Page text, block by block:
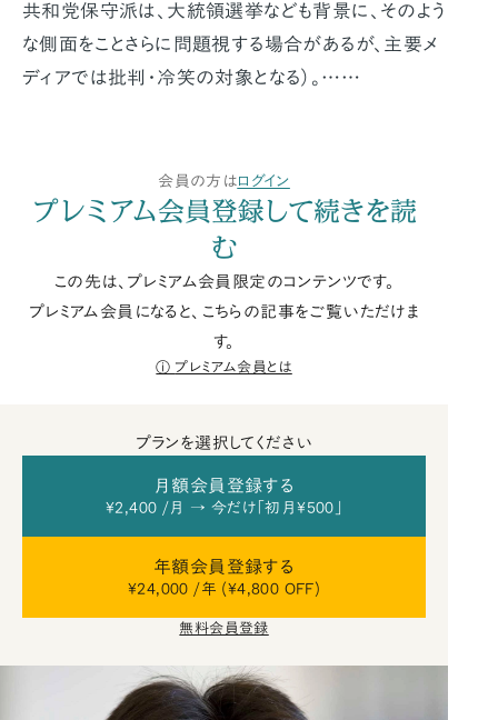
共和党保守派は、大統領選挙なども背景に、そのよう
な側面をことさらに問題視する場合があるが、主要メ
ディアでは批判・冷笑の対象となる）。……
会員の方はログイン
プレミアム会員登録して続きを読
む
この先は、プレミアム会員限定のコンテンツです。
プレミアム会員になると、こちらの記事をご覧いただけま
す。
プレミアム会員とは
プランを選択してください
月額会員登録する
¥2,400 /月 → 今だけ「初月¥500」
年額会員登録する
¥24,000 /年 (¥4,800 OFF)
無料会員登録